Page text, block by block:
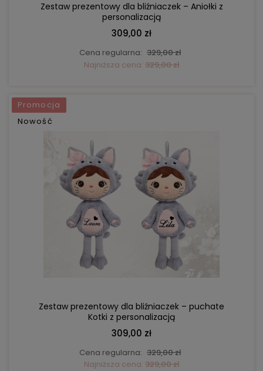
Zestaw prezentowy dla bliźniaczek – Aniołki z
personalizacją
309,00 zł
Cena regularna: 329,00 zł
Najniższa cena: 329,00 zł
Zestaw prezentowy dla bliźniaczek – puchate
Kotki z personalizacją
309,00 zł
Cena regularna: 329,00 zł
Najniższa cena: 329,00 zł
Promocja
Nowość